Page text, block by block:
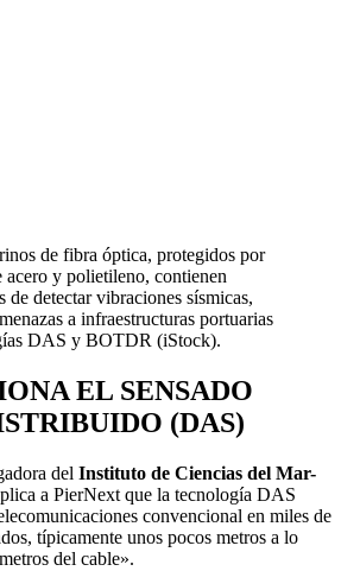
de fibra óptica, protegidos por
acero y polietileno, contienen
de detectar vibraciones sísmicas,
a infraestructuras portuarias
DAS y BOTDR (iStock).
EL SENSADO
(DAS)
del Instituto de Ciencias del Mar-
a PierNext que la tecnología DAS
convencional en miles de
típicamente unos pocos metros a lo
del cable».